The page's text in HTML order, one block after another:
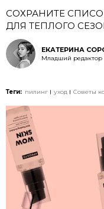
СОХРАНИТЕ
ДЛЯ ТЕПЛОГО
ЕКАТЕРИНА
Младший редактор
Теги: пилинг уход Советы